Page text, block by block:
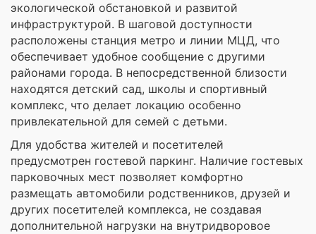
экологической обстановкой и развитой
инфраструктурой. В шаговой доступности
расположены станция метро и линии МЦД, что
обеспечивает удобное сообщение с другими
районами города. В непосредственной близости
находятся детский сад, школы и спортивный
комплекс, что делает локацию особенно
привлекательной для семей с детьми.
Для удобства жителей и посетителей
предусмотрен гостевой паркинг. Наличие гостевых
парковочных мест позволяет комфортно
размещать автомобили родственников, друзей и
других посетителей комплекса, не создавая
дополнительной нагрузки на внутридворовое